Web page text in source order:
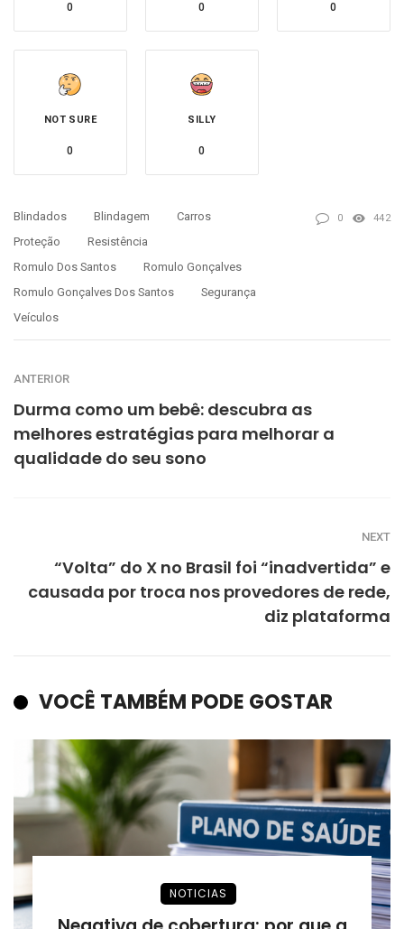
0 0 0
NOT SURE
0
SILLY
0
Blindados Blindagem
Carros
Proteção
Resistência
Romulo Dos Santos
Romulo Gonçalves
Romulo Gonçalves Dos Santos
Segurança
Veículos
0 442
ANTERIOR
Durma como um bebê: descubra as
melhores estratégias para melhorar a
qualidade do seu sono
NEXT
“Volta” do X no Brasil foi “inadvertida” e
causada por troca nos provedores de rede,
diz plataforma
VOCÊ TAMBÉM PODE GOSTAR
NOTICIAS